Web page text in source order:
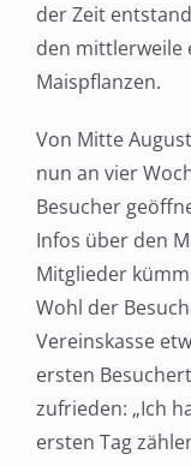
der Zeit
den mittlerweile
Maispflanzen.
Von Mitte
nun an vier
Besucher
Infos über den
Mitglieder
Wohl der
Vereinskasse
ersten
zufrieden: „Ich
ersten Tag